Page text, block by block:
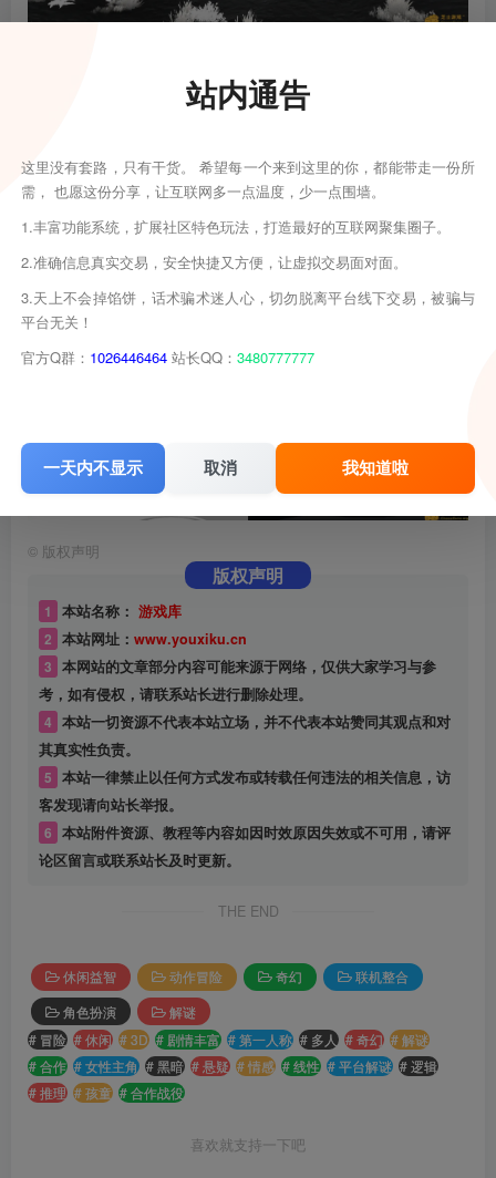
© 版权声明
版权声明
1 本站名称： 游戏库
2 本站网址： www.youxiku.cn
3 本网站的文章部分内容可能来源于网络，仅供大家学习与参
考，如有侵权，请联系站长进行删除处理。
4 本站一切资源不代表本站立场，并不代表本站赞同其观点和对
其真实性负责。
5 本站一律禁止以任何方式发布或转载任何违法的相关信息，访
客发现请向站长举报。
6 本站附件资源、教程等内容如因时效原因失效或不可用，请评
论区留言或联系站长及时更新。
THE END
休闲益智 动作冒险 奇幻
联机整合
角色扮演
解谜
# 冒险 # 休闲 # 3D # 剧情丰富 # 第一人称 # 多人 # 奇幻 # 解谜
# 合作 # 女性主角 # 黑暗 # 悬疑 # 情感 # 线性 # 平台解谜 # 逻辑
# 推理 # 孩童 # 合作战役
喜欢就支持一下吧
站内通告
这里没有套路，只有干货。 希望每一个来到这里的你，都能带走一份所
需， 也愿这份分享，让互联网多一点温度，少一点围墙。
1.丰富功能系统，扩展社区特色玩法，打造最好的互联网聚集圈子。
2.准确信息真实交易，安全快捷又方便，让虚拟交易面对面。
3.天上不会掉馅饼，话术骗术迷人心，切勿脱离平台线下交易，被骗与
平台无关！
官方Q群： 1026446464 站长QQ： 3480777777
一天内不显示 取消 我知道啦